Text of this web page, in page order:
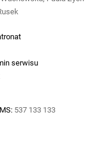
serwisu
537 133 133